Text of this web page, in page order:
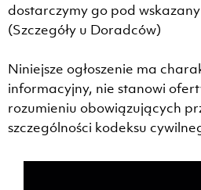
dostarczymy go pod
(Szczegóły u Doradców)
Niniejsze ogłoszenie ma
informacyjny, nie stanowi
rozumieniu obowiązujących
szczególności kodeksu